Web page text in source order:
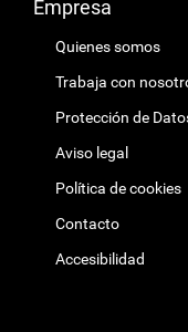
Empresa
Quienes somos
Trabaja con
Protección de
Aviso legal
Política de cookies
Contacto
Accesibilidad